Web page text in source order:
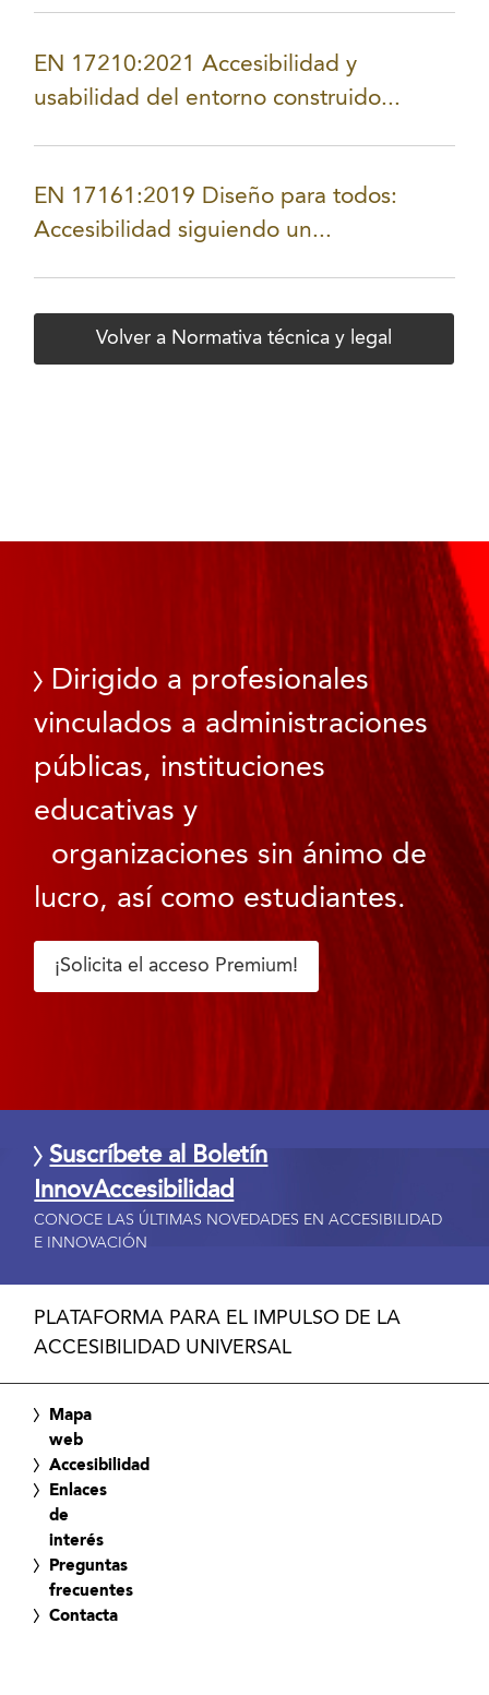
EN 17210:2021 Accesibilidad y
usabilidad del entorno construido...
EN 17161:2019 Diseño para todos:
Accesibilidad siguiendo un...
Volver a Normativa técnica y legal
Dirigido a profesionales
vinculados a administraciones
públicas, instituciones
educativas y
organizaciones sin ánimo de
lucro, así como estudiantes.
¡Solicita el acceso Premium!
Suscríbete al Boletín
InnovAccesibilidad
CONOCE LAS ÚLTIMAS NOVEDADES EN ACCESIBILIDAD
E INNOVACIÓN
PLATAFORMA PARA EL IMPULSO DE LA
ACCESIBILIDAD UNIVERSAL
Mapa
web
Accesibilidad
Enlaces
de
interés
Preguntas
frecuentes
Contacta